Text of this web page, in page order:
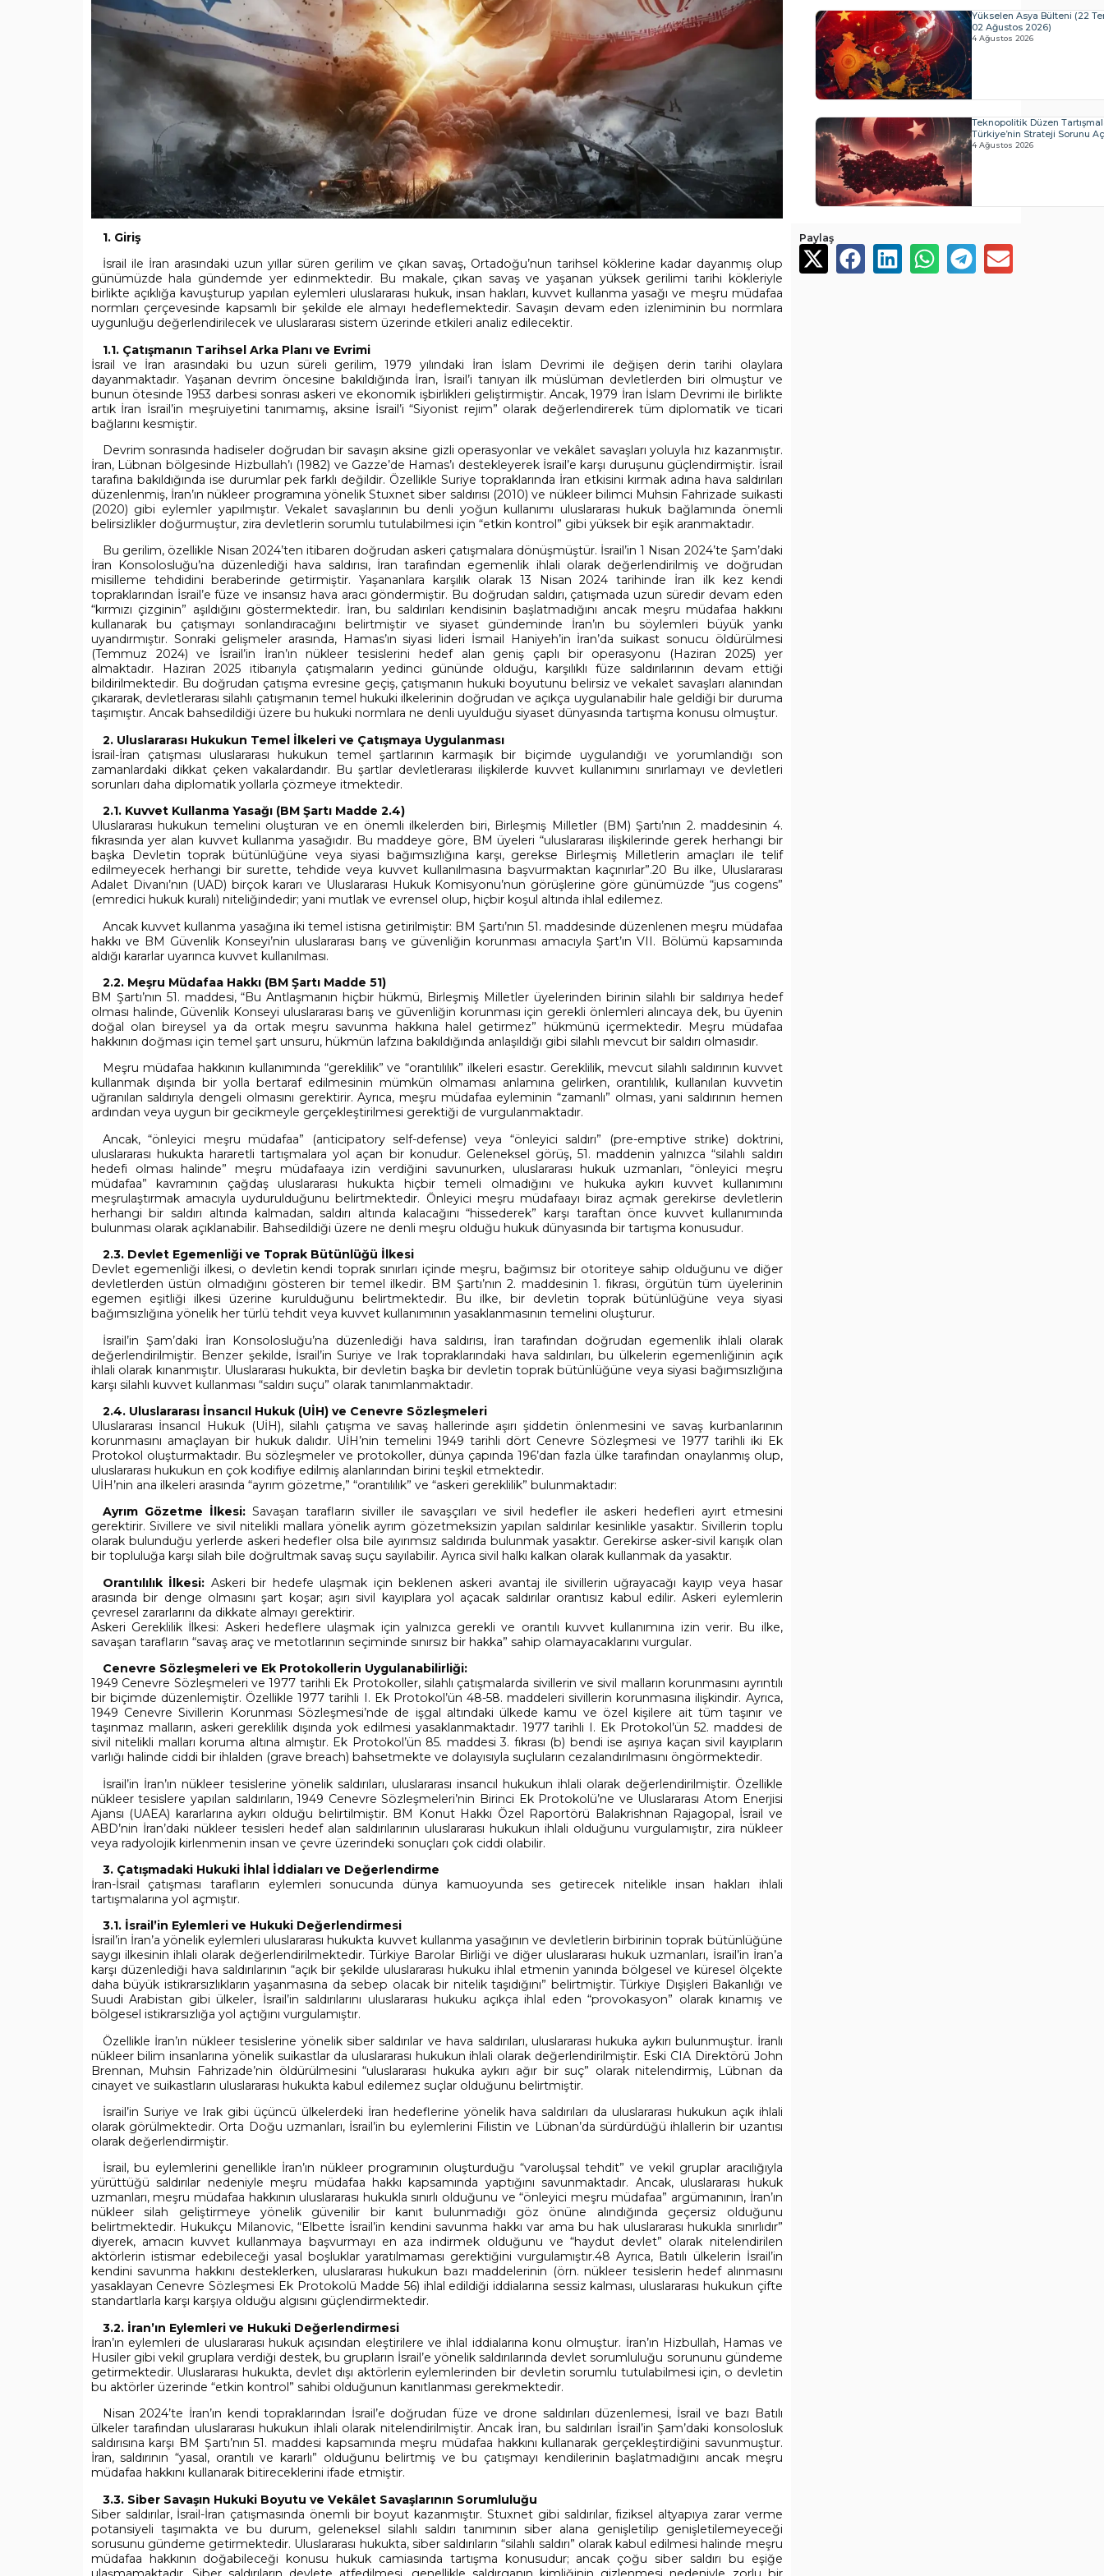
1. Giriş
İsrail ile İran arasındaki uzun yıllar süren gerilim ve çıkan savaş, Ortadoğu’nun tarihsel köklerine kadar dayanmış olup
günümüzde hala gündemde yer edinmektedir. Bu makale, çıkan savaş ve yaşanan yüksek gerilimi tarihi kökleriyle
birlikte açıklığa kavuşturup yapılan eylemleri uluslararası hukuk, insan hakları, kuvvet kullanma yasağı ve meşru müdafaa
normları çerçevesinde kapsamlı bir şekilde ele almayı hedeflemektedir. Savaşın devam eden izleniminin bu normlara
uygunluğu değerlendirilecek ve uluslararası sistem üzerinde etkileri analiz edilecektir.
1.1. Çatışmanın Tarihsel Arka Planı ve Evrimi
İsrail ve İran arasındaki bu uzun süreli gerilim, 1979 yılındaki İran İslam Devrimi ile değişen derin tarihi olaylara
dayanmaktadır. Yaşanan devrim öncesine bakıldığında İran, İsrail’i tanıyan ilk müslüman devletlerden biri olmuştur ve
bunun ötesinde 1953 darbesi sonrası askeri ve ekonomik işbirlikleri geliştirmiştir. Ancak, 1979 İran İslam Devrimi ile birlikte
artık İran İsrail’in meşruiyetini tanımamış, aksine İsrail’i “Siyonist rejim” olarak değerlendirerek tüm diplomatik ve ticari
bağlarını kesmiştir.
Devrim sonrasında hadiseler doğrudan bir savaşın aksine gizli operasyonlar ve vekâlet savaşları yoluyla hız kazanmıştır.
İran, Lübnan bölgesinde Hizbullah’ı (1982) ve Gazze’de Hamas’ı destekleyerek İsrail’e karşı duruşunu güçlendirmiştir. İsrail
tarafına bakıldığında ise durumlar pek farklı değildir. Özellikle Suriye topraklarında İran etkisini kırmak adına hava saldırıları
düzenlenmiş, İran’ın nükleer programına yönelik Stuxnet siber saldırısı (2010) ve nükleer bilimci Muhsin Fahrizade suikasti
(2020) gibi eylemler yapılmıştır. Vekalet savaşlarının bu denli yoğun kullanımı uluslararası hukuk bağlamında önemli
belirsizlikler doğurmuştur, zira devletlerin sorumlu tutulabilmesi için “etkin kontrol” gibi yüksek bir eşik aranmaktadır.
Bu gerilim, özellikle Nisan 2024’ten itibaren doğrudan askeri çatışmalara dönüşmüştür. İsrail’in 1 Nisan 2024’te Şam’daki
İran Konsolosluğu’na düzenlediği hava saldırısı, İran tarafından egemenlik ihlali olarak değerlendirilmiş ve doğrudan
misilleme tehdidini beraberinde getirmiştir. Yaşananlara karşılık olarak 13 Nisan 2024 tarihinde İran ilk kez kendi
topraklarından İsrail’e füze ve insansız hava aracı göndermiştir. Bu doğrudan saldırı, çatışmada uzun süredir devam eden
“kırmızı çizginin” aşıldığını göstermektedir. İran, bu saldırıları kendisinin başlatmadığını ancak meşru müdafaa hakkını
kullanarak bu çatışmayı sonlandıracağını belirtmiştir ve siyaset gündeminde İran’ın bu söylemleri büyük yankı
uyandırmıştır. Sonraki gelişmeler arasında, Hamas’ın siyasi lideri İsmail Haniyeh’in İran’da suikast sonucu öldürülmesi
(Temmuz 2024) ve İsrail’in İran’ın nükleer tesislerini hedef alan geniş çaplı bir operasyonu (Haziran 2025) yer
almaktadır. Haziran 2025 itibarıyla çatışmaların yedinci gününde olduğu, karşılıklı füze saldırılarının devam ettiği
bildirilmektedir. Bu doğrudan çatışma evresine geçiş, çatışmanın hukuki boyutunu belirsiz ve vekalet savaşları alanından
çıkararak, devletlerarası silahlı çatışmanın temel hukuki ilkelerinin doğrudan ve açıkça uygulanabilir hale geldiği bir duruma
taşımıştır. Ancak bahsedildiği üzere bu hukuki normlara ne denli uyulduğu siyaset dünyasında tartışma konusu olmuştur.
2. Uluslararası Hukukun Temel İlkeleri ve Çatışmaya Uygulanması
İsrail-İran çatışması uluslararası hukukun temel şartlarının karmaşık bir biçimde uygulandığı ve yorumlandığı son
zamanlardaki dikkat çeken vakalardandır. Bu şartlar devletlerarası ilişkilerde kuvvet kullanımını sınırlamayı ve devletleri
sorunları daha diplomatik yollarla çözmeye itmektedir.
2.1. Kuvvet Kullanma Yasağı (BM Şartı Madde 2.4)
Uluslararası hukukun temelini oluşturan ve en önemli ilkelerden biri, Birleşmiş Milletler (BM) Şartı’nın 2. maddesinin 4.
fıkrasında yer alan kuvvet kullanma yasağıdır. Bu maddeye göre, BM üyeleri “uluslararası ilişkilerinde gerek herhangi bir
başka Devletin toprak bütünlüğüne veya siyasi bağımsızlığına karşı, gerekse Birleşmiş Milletlerin amaçları ile telif
edilmeyecek herhangi bir surette, tehdide veya kuvvet kullanılmasına başvurmaktan kaçınırlar”.20 Bu ilke, Uluslararası
Adalet Divanı’nın (UAD) birçok kararı ve Uluslararası Hukuk Komisyonu’nun görüşlerine göre günümüzde “jus cogens”
(emredici hukuk kuralı) niteliğindedir; yani mutlak ve evrensel olup, hiçbir koşul altında ihlal edilemez.
Ancak kuvvet kullanma yasağına iki temel istisna getirilmiştir: BM Şartı’nın 51. maddesinde düzenlenen meşru müdafaa
hakkı ve BM Güvenlik Konseyi’nin uluslararası barış ve güvenliğin korunması amacıyla Şart’ın VII. Bölümü kapsamında
aldığı kararlar uyarınca kuvvet kullanılması.
2.2. Meşru Müdafaa Hakkı (BM Şartı Madde 51)
BM Şartı’nın 51. maddesi, “Bu Antlaşmanın hiçbir hükmü, Birleşmiş Milletler üyelerinden birinin silahlı bir saldırıya hedef
olması halinde, Güvenlik Konseyi uluslararası barış ve güvenliğin korunması için gerekli önlemleri alıncaya dek, bu üyenin
doğal olan bireysel ya da ortak meşru savunma hakkına halel getirmez” hükmünü içermektedir. Meşru müdafaa
hakkının doğması için temel şart unsuru, hükmün lafzına bakıldığında anlaşıldığı gibi silahlı mevcut bir saldırı olmasıdır.
Meşru müdafaa hakkının kullanımında “gereklilik” ve “orantılılık” ilkeleri esastır. Gereklilik, mevcut silahlı saldırının kuvvet
kullanmak dışında bir yolla bertaraf edilmesinin mümkün olmaması anlamına gelirken, orantılılık, kullanılan kuvvetin
uğranılan saldırıyla dengeli olmasını gerektirir. Ayrıca, meşru müdafaa eyleminin “zamanlı” olması, yani saldırının hemen
ardından veya uygun bir gecikmeyle gerçekleştirilmesi gerektiği de vurgulanmaktadır.
Ancak, “önleyici meşru müdafaa” (anticipatory self-defense) veya “önleyici saldırı” (pre-emptive strike) doktrini,
uluslararası hukukta hararetli tartışmalara yol açan bir konudur. Geleneksel görüş, 51. maddenin yalnızca “silahlı saldırı
hedefi olması halinde” meşru müdafaaya izin verdiğini savunurken, uluslararası hukuk uzmanları, “önleyici meşru
müdafaa” kavramının çağdaş uluslararası hukukta hiçbir temeli olmadığını ve hukuka aykırı kuvvet kullanımını
meşrulaştırmak amacıyla uydurulduğunu belirtmektedir. Önleyici meşru müdafaayı biraz açmak gerekirse devletlerin
herhangi bir saldırı altında kalmadan, saldırı altında kalacağını “hissederek” karşı taraftan önce kuvvet kullanımında
bulunması olarak açıklanabilir. Bahsedildiği üzere ne denli meşru olduğu hukuk dünyasında bir tartışma konusudur.
2.3. Devlet Egemenliği ve Toprak Bütünlüğü İlkesi
Devlet egemenliği ilkesi, o devletin kendi toprak sınırları içinde meşru, bağımsız bir otoriteye sahip olduğunu ve diğer
devletlerden üstün olmadığını gösteren bir temel ilkedir. BM Şartı’nın 2. maddesinin 1. fıkrası, örgütün tüm üyelerinin
egemen eşitliği ilkesi üzerine kurulduğunu belirtmektedir. Bu ilke, bir devletin toprak bütünlüğüne veya siyasi
bağımsızlığına yönelik her türlü tehdit veya kuvvet kullanımının yasaklanmasının temelini oluşturur.
İsrail’in Şam’daki İran Konsolosluğu’na düzenlediği hava saldırısı, İran tarafından doğrudan egemenlik ihlali olarak
değerlendirilmiştir. Benzer şekilde, İsrail’in Suriye ve Irak topraklarındaki hava saldırıları, bu ülkelerin egemenliğinin açık
ihlali olarak kınanmıştır. Uluslararası hukukta, bir devletin başka bir devletin toprak bütünlüğüne veya siyasi bağımsızlığına
karşı silahlı kuvvet kullanması “saldırı suçu” olarak tanımlanmaktadır.
2.4. Uluslararası İnsancıl Hukuk (UİH) ve Cenevre Sözleşmeleri
Uluslararası İnsancıl Hukuk (UİH), silahlı çatışma ve savaş hallerinde aşırı şiddetin önlenmesini ve savaş kurbanlarının
korunmasını amaçlayan bir hukuk dalıdır. UİH’nin temelini 1949 tarihli dört Cenevre Sözleşmesi ve 1977 tarihli iki Ek
Protokol oluşturmaktadır. Bu sözleşmeler ve protokoller, dünya çapında 196’dan fazla ülke tarafından onaylanmış olup,
uluslararası hukukun en çok kodifiye edilmiş alanlarından birini teşkil etmektedir.
UİH’nin ana ilkeleri arasında “ayrım gözetme,” “orantılılık” ve “askeri gereklilik” bulunmaktadır:
Ayrım Gözetme İlkesi: Savaşan tarafların siviller ile savaşçıları ve sivil hedefler ile askeri hedefleri ayırt etmesini
gerektirir. Sivillere ve sivil nitelikli mallara yönelik ayrım gözetmeksizin yapılan saldırılar kesinlikle yasaktır. Sivillerin toplu
olarak bulunduğu yerlerde askeri hedefler olsa bile ayırımsız saldırıda bulunmak yasaktır. Gerekirse asker-sivil karışık olan
bir topluluğa karşı silah bile doğrultmak savaş suçu sayılabilir. Ayrıca sivil halkı kalkan olarak kullanmak da yasaktır.
Orantılılık İlkesi: Askeri bir hedefe ulaşmak için beklenen askeri avantaj ile sivillerin uğrayacağı kayıp veya hasar
arasında bir denge olmasını şart koşar; aşırı sivil kayıplara yol açacak saldırılar orantısız kabul edilir. Askeri eylemlerin
çevresel zararlarını da dikkate almayı gerektirir.
Askeri Gereklilik İlkesi: Askeri hedeflere ulaşmak için yalnızca gerekli ve orantılı kuvvet kullanımına izin verir. Bu ilke,
savaşan tarafların “savaş araç ve metotlarının seçiminde sınırsız bir hakka” sahip olamayacaklarını vurgular.
Cenevre Sözleşmeleri ve Ek Protokollerin Uygulanabilirliği:
1949 Cenevre Sözleşmeleri ve 1977 tarihli Ek Protokoller, silahlı çatışmalarda sivillerin ve sivil malların korunmasını ayrıntılı
bir biçimde düzenlemiştir. Özellikle 1977 tarihli I. Ek Protokol’ün 48-58. maddeleri sivillerin korunmasına ilişkindir. Ayrıca,
1949 Cenevre Sivillerin Korunması Sözleşmesi’nde de işgal altındaki ülkede kamu ve özel kişilere ait tüm taşınır ve
taşınmaz malların, askeri gereklilik dışında yok edilmesi yasaklanmaktadır. 1977 tarihli I. Ek Protokol’ün 52. maddesi de
sivil nitelikli malları koruma altına almıştır. Ek Protokol’ün 85. maddesi 3. fıkrası (b) bendi ise aşırıya kaçan sivil kayıpların
varlığı halinde ciddi bir ihlalden (grave breach) bahsetmekte ve dolayısıyla suçluların cezalandırılmasını öngörmektedir.
İsrail’in İran’ın nükleer tesislerine yönelik saldırıları, uluslararası insancıl hukukun ihlali olarak değerlendirilmiştir. Özellikle
nükleer tesislere yapılan saldırıların, 1949 Cenevre Sözleşmeleri’nin Birinci Ek Protokolü’ne ve Uluslararası Atom Enerjisi
Ajansı (UAEA) kararlarına aykırı olduğu belirtilmiştir. BM Konut Hakkı Özel Raportörü Balakrishnan Rajagopal, İsrail ve
ABD’nin İran’daki nükleer tesisleri hedef alan saldırılarının uluslararası hukukun ihlali olduğunu vurgulamıştır, zira nükleer
veya radyolojik kirlenmenin insan ve çevre üzerindeki sonuçları çok ciddi olabilir.
3. Çatışmadaki Hukuki İhlal İddiaları ve Değerlendirme
İran-İsrail çatışması tarafların eylemleri sonucunda dünya kamuoyunda ses getirecek nitelikle insan hakları ihlali
tartışmalarına yol açmıştır.
3.1. İsrail’in Eylemleri ve Hukuki Değerlendirmesi
İsrail’in İran’a yönelik eylemleri uluslararası hukukta kuvvet kullanma yasağının ve devletlerin birbirinin toprak bütünlüğüne
saygı ilkesinin ihlali olarak değerlendirilmektedir. Türkiye Barolar Birliği ve diğer uluslararası hukuk uzmanları, İsrail’in İran’a
karşı düzenlediği hava saldırılarının “açık bir şekilde uluslararası hukuku ihlal etmenin yanında bölgesel ve küresel ölçekte
daha büyük istikrarsızlıkların yaşanmasına da sebep olacak bir nitelik taşıdığını” belirtmiştir. Türkiye Dışişleri Bakanlığı ve
Suudi Arabistan gibi ülkeler, İsrail’in saldırılarını uluslararası hukuku açıkça ihlal eden “provokasyon” olarak kınamış ve
bölgesel istikrarsızlığa yol açtığını vurgulamıştır.
Özellikle İran’ın nükleer tesislerine yönelik siber saldırılar ve hava saldırıları, uluslararası hukuka aykırı bulunmuştur. İranlı
nükleer bilim insanlarına yönelik suikastlar da uluslararası hukukun ihlali olarak değerlendirilmiştir. Eski CIA Direktörü John
Brennan, Muhsin Fahrizade’nin öldürülmesini “uluslararası hukuka aykırı ağır bir suç” olarak nitelendirmiş, Lübnan da
cinayet ve suikastların uluslararası hukukta kabul edilemez suçlar olduğunu belirtmiştir.
İsrail’in Suriye ve Irak gibi üçüncü ülkelerdeki İran hedeflerine yönelik hava saldırıları da uluslararası hukukun açık ihlali
olarak görülmektedir. Orta Doğu uzmanları, İsrail’in bu eylemlerini Filistin ve Lübnan’da sürdürdüğü ihlallerin bir uzantısı
olarak değerlendirmiştir.
İsrail, bu eylemlerini genellikle İran’ın nükleer programının oluşturduğu “varoluşsal tehdit” ve vekil gruplar aracılığıyla
yürüttüğü saldırılar nedeniyle meşru müdafaa hakkı kapsamında yaptığını savunmaktadır. Ancak, uluslararası hukuk
uzmanları, meşru müdafaa hakkının uluslararası hukukla sınırlı olduğunu ve “önleyici meşru müdafaa” argümanının, İran’ın
nükleer silah geliştirmeye yönelik güvenilir bir kanıt bulunmadığı göz önüne alındığında geçersiz olduğunu
belirtmektedir. Hukukçu Milanovic, “Elbette İsrail’in kendini savunma hakkı var ama bu hak uluslararası hukukla sınırlıdır”
diyerek, amacın kuvvet kullanmaya başvurmayı en aza indirmek olduğunu ve “haydut devlet” olarak nitelendirilen
aktörlerin istismar edebileceği yasal boşluklar yaratılmaması gerektiğini vurgulamıştır.48 Ayrıca, Batılı ülkelerin İsrail’in
kendini savunma hakkını desteklerken, uluslararası hukukun bazı maddelerinin (örn. nükleer tesislerin hedef alınmasını
yasaklayan Cenevre Sözleşmesi Ek Protokolü Madde 56) ihlal edildiği iddialarına sessiz kalması, uluslararası hukukun çifte
standartlarla karşı karşıya olduğu algısını güçlendirmektedir.
3.2. İran’ın Eylemleri ve Hukuki Değerlendirmesi
İran’ın eylemleri de uluslararası hukuk açısından eleştirilere ve ihlal iddialarına konu olmuştur. İran’ın Hizbullah, Hamas ve
Husiler gibi vekil gruplara verdiği destek, bu grupların İsrail’e yönelik saldırılarında devlet sorumluluğu sorununu gündeme
getirmektedir. Uluslararası hukukta, devlet dışı aktörlerin eylemlerinden bir devletin sorumlu tutulabilmesi için, o devletin
bu aktörler üzerinde “etkin kontrol” sahibi olduğunun kanıtlanması gerekmektedir.
Nisan 2024’te İran’ın kendi topraklarından İsrail’e doğrudan füze ve drone saldırıları düzenlemesi, İsrail ve bazı Batılı
ülkeler tarafından uluslararası hukukun ihlali olarak nitelendirilmiştir. Ancak İran, bu saldırıları İsrail’in Şam’daki konsolosluk
saldırısına karşı BM Şartı’nın 51. maddesi kapsamında meşru müdafaa hakkını kullanarak gerçekleştirdiğini savunmuştur.
İran, saldırının “yasal, orantılı ve kararlı” olduğunu belirtmiş ve bu çatışmayı kendilerinin başlatmadığını ancak meşru
müdafaa hakkını kullanarak bitireceklerini ifade etmiştir.
3.3. Siber Savaşın Hukuki Boyutu ve Vekâlet Savaşlarının Sorumluluğu
Siber saldırılar, İsrail-İran çatışmasında önemli bir boyut kazanmıştır. Stuxnet gibi saldırılar, fiziksel altyapıya zarar verme
potansiyeli taşımakta ve bu durum, geleneksel silahlı saldırı tanımının siber alana genişletilip genişletilemeyeceği
sorusunu gündeme getirmektedir. Uluslararası hukukta, siber saldırıların “silahlı saldırı” olarak kabul edilmesi halinde meşru
müdafaa hakkının doğabileceği konusu hukuk camiasında tartışma konusudur; ancak çoğu siber saldırı bu eşiğe
Yükselen Asya Bülteni (22
02 Ağustos 2026)
4 Ağustos 2026
Teknopolitik Düzen
Türkiye’nin Strateji Sorunu
4 Ağustos 2026
Paylaş